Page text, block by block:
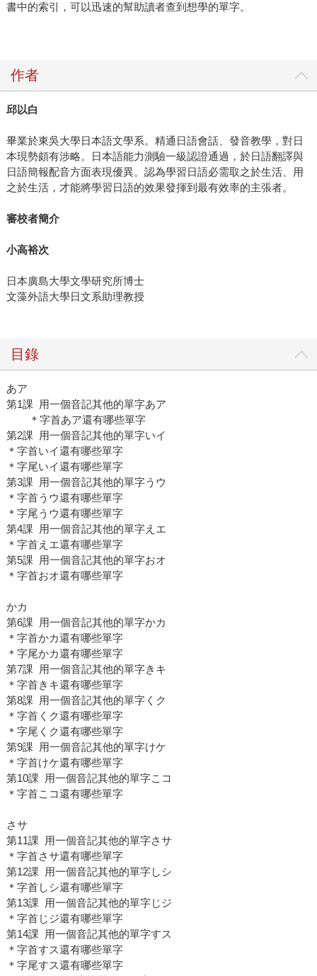
書中的索引，可以迅速的幫助讀者查到想學的單字。
作者
邱以白
畢業於東吳大學日本語文學系。精通日語會話、發音教學，對日
本現勢頗有涉略。日本語能力測驗一級認證通過，於日語翻譯與
日語簡報配音方面表現優異。認為學習日語必需取之於生活、用
之於生活，才能將學習日語的效果發揮到最有效率的主張者。
審校者簡介
小高裕次
日本廣島大學文學研究所博士
文藻外語大學日文系助理教授
目錄
あア
第1課 用一個音記其他的單字あア
＊字首あア還有哪些單字
第2課 用一個音記其他的單字いイ
＊字首いイ還有哪些單字
＊字尾いイ還有哪些單字
第3課 用一個音記其他的單字うウ
＊字首うウ還有哪些單字
＊字尾うウ還有哪些單字
第4課 用一個音記其他的單字えエ
＊字首えエ還有哪些單字
第5課 用一個音記其他的單字おオ
＊字首おオ還有哪些單字
かカ
第6課 用一個音記其他的單字かカ
＊字首かカ還有哪些單字
＊字尾かカ還有哪些單字
第7課 用一個音記其他的單字きキ
＊字首きキ還有哪些單字
第8課 用一個音記其他的單字くク
＊字首くク還有哪些單字
＊字尾くク還有哪些單字
第9課 用一個音記其他的單字けケ
＊字首けケ還有哪些單字
第10課 用一個音記其他的單字こコ
＊字首こコ還有哪些單字
さサ
第11課 用一個音記其他的單字さサ
＊字首さサ還有哪些單字
第12課 用一個音記其他的單字しシ
＊字首しシ還有哪些單字
第13課 用一個音記其他的單字じジ
＊字首じジ還有哪些單字
第14課 用一個音記其他的單字すス
＊字首すス還有哪些單字
＊字尾すス還有哪些單字